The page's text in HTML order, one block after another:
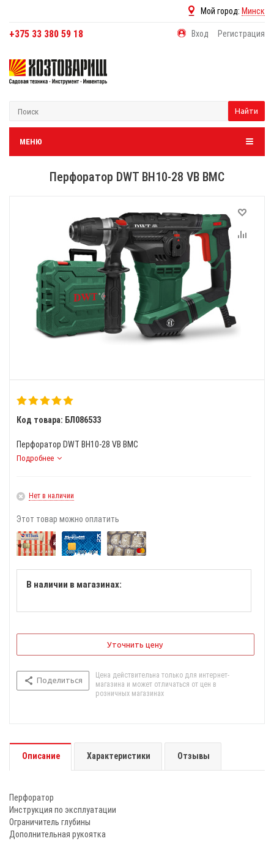
Мой город: Минск
+375 33 380 59 18 Вход Регистрация
Найти
МЕНЮ
Перфоратор DWT BH10-28 VB BMC
Код товара: БЛ086533
Перфоратор DWT BH10-28 VB BMC
Подробнее
Нет в наличии
Этот товар можно оплатить
В наличии в магазинах:
Уточнить цену
Поделиться
Цена действительна только для интернет-
магазина и может отличаться от цен в
розничных магазинах
Описание Характеристики Отзывы
Перфоратор
Инструкция по эксплуатации
Ограничитель глубины
Дополнительная рукоятка